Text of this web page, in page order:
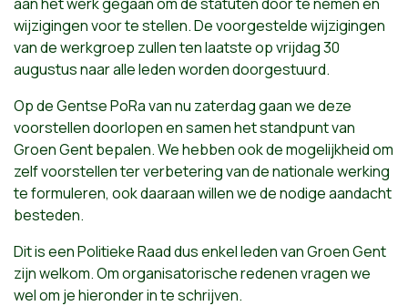
wijzigingen voor te stellen. De voorgestelde wijzigingen
van de werkgroep zullen ten laatste op vrijdag 30
augustus naar alle leden worden doorgestuurd.
Op de Gentse PoRa van nu zaterdag gaan we deze
voorstellen doorlopen en samen het standpunt van
Groen Gent bepalen. We hebben ook de mogelijkheid om
zelf voorstellen ter verbetering van de nationale werking
te formuleren, ook daaraan willen we de nodige aandacht
besteden.
Dit is een Politieke Raad dus enkel leden van Groen Gent
zijn welkom. Om organisatorische redenen vragen we
wel om je hieronder in te schrijven.